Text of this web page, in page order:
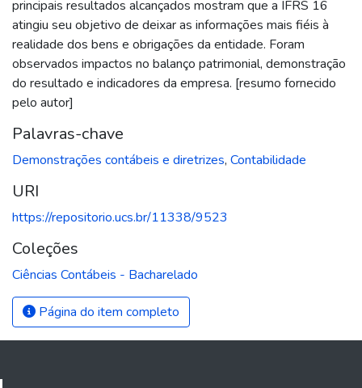
principais resultados alcançados mostram que a IFRS 16
atingiu seu objetivo de deixar as informações mais fiéis à
realidade dos bens e obrigações da entidade. Foram
observados impactos no balanço patrimonial, demonstração
do resultado e indicadores da empresa. [resumo fornecido
pelo autor]
Palavras-chave
Demonstrações contábeis e diretrizes, Contabilidade
URI
https://repositorio.ucs.br/11338/9523
Coleções
Ciências Contábeis - Bacharelado
Página do item completo